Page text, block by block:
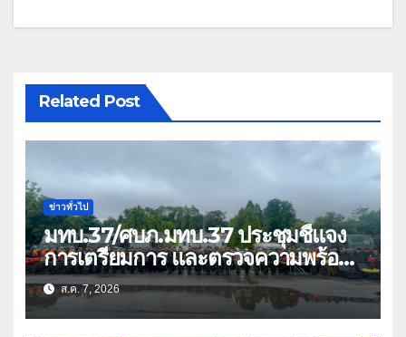
Related Post
ข่าวทั่วไป
มทบ.37/ศบภ.มทบ.37 ประชุมชี้แจง
การเตรียมการ และตรวจความพร้อม
ด้านการบรรเทาสาธารณภัย
ส.ค. 7, 2026